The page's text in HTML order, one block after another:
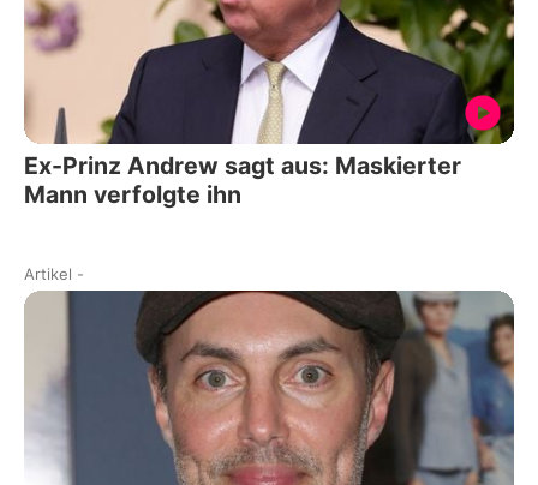
Ex-Prinz Andrew sagt aus: Maskierter
Mann verfolgte ihn
Artikel -